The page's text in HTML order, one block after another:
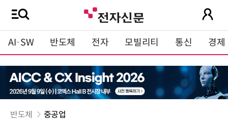
AI·SW 반도체 전자 모빌리티 통신 경제
반도체 중공업